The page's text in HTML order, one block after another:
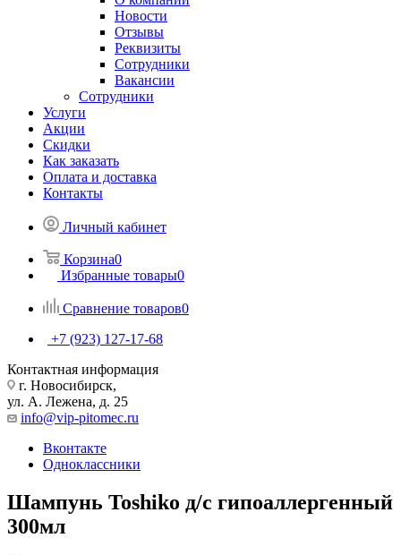
Новости
Отзывы
Реквизиты
Сотрудники
Вакансии
Сотрудники
Услуги
Акции
Скидки
Как заказать
Оплата и доставка
Контакты
Личный кабинет
Корзина0
Избранные товары0
Сравнение товаров0
+7 (923) 127-17-68
Контактная информация
г. Новосибирск,
ул. А. Лежена, д. 25
info@vip-pitomec.ru
Вконтакте
Одноклассники
Шампунь Toshiko д/с гипоаллергенный
300мл